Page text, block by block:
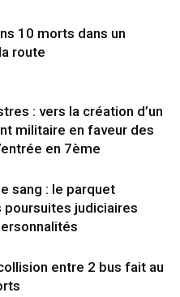
10 morts dans un
route
: vers la création d’un
militaire en faveur des
en 7ème
sang : le parquet
poursuites judiciaires
entre 2 bus fait au